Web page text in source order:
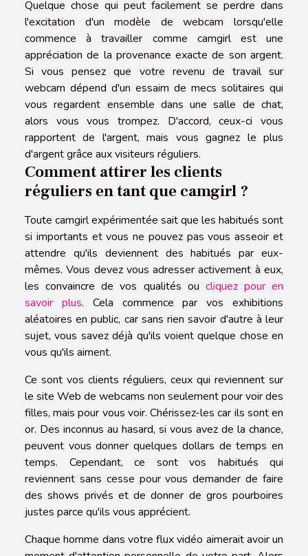
Quelque chose qui peut facilement se perdre dans
l'excitation d'un modèle de webcam lorsqu'elle
commence à travailler comme camgirl est une
appréciation de la provenance exacte de son argent.
Si vous pensez que votre revenu de travail sur
webcam dépend d'un essaim de mecs solitaires qui
vous regardent ensemble dans une salle de chat,
alors vous vous trompez. D'accord, ceux-ci vous
rapportent de l'argent, mais vous gagnez le plus
d'argent grâce aux visiteurs réguliers.
Comment attirer les clients
réguliers en tant que camgirl ?
Toute camgirl expérimentée sait que les habitués sont
si importants et vous ne pouvez pas vous asseoir et
attendre qu'ils deviennent des habitués par eux-
mêmes. Vous devez vous adresser activement à eux,
les convaincre de vos qualités ou cliquez pour en
savoir plus. Cela commence par vos exhibitions
aléatoires en public, car sans rien savoir d'autre à leur
sujet, vous savez déjà qu'ils voient quelque chose en
vous qu'ils aiment.
Ce sont vos clients réguliers, ceux qui reviennent sur
le site Web de webcams non seulement pour voir des
filles, mais pour vous voir. Chérissez-les car ils sont en
or. Des inconnus au hasard, si vous avez de la chance,
peuvent vous donner quelques dollars de temps en
temps. Cependant, ce sont vos habitués qui
reviennent sans cesse pour vous demander de faire
des shows privés et de donner de gros pourboires
justes parce qu'ils vous apprécient.
Chaque homme dans votre flux vidéo aimerait avoir un